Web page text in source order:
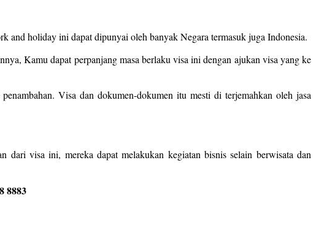
and holiday ini dapat dipunyai oleh banyak Negara termasuk juga Indonesia.
Kamu dapat perpanjang masa berlaku visa ini dengan ajukan visa yang ke
Visa dan dokumen-dokumen itu mesti di terjemahkan oleh jasa
visa ini, mereka dapat melakukan kegiatan bisnis selain berwisata dan
8883